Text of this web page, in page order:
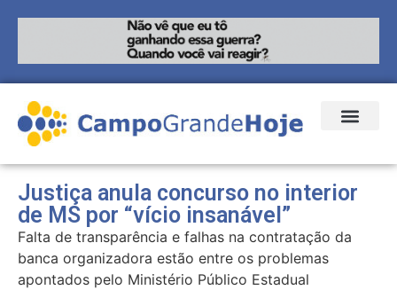
Justiça anula concurso no interior
de MS por “vício insanável”
Falta de transparência e falhas na contratação da
banca organizadora estão entre os problemas
apontados pelo Ministério Público Estadual